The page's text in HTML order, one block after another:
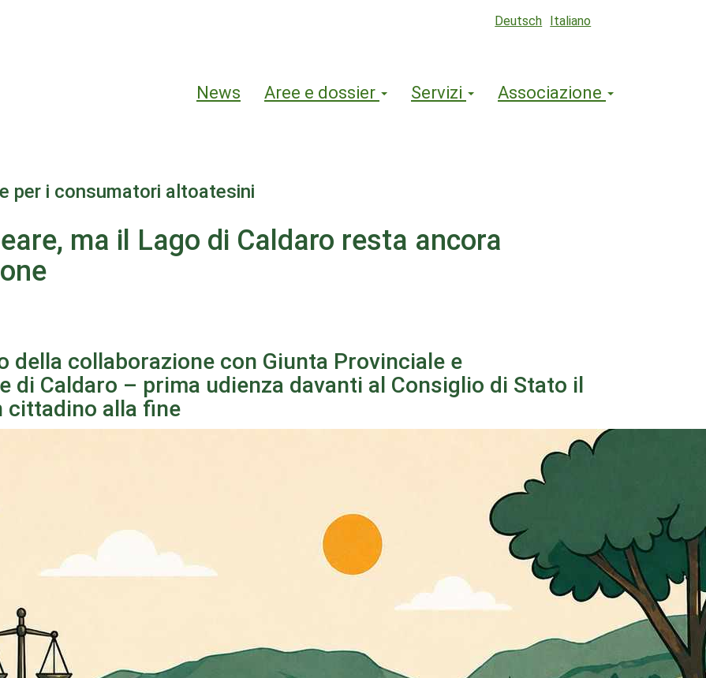
Deutsch Italiano
Hauptnavigation
News Aree e dossier Servizi Associazione
per i consumatori altoatesini
ma il Lago di Caldaro resta ancora
della collaborazione con Giunta Provinciale e
di Caldaro – prima udienza davanti al Consiglio di Stato il
cittadino alla fine